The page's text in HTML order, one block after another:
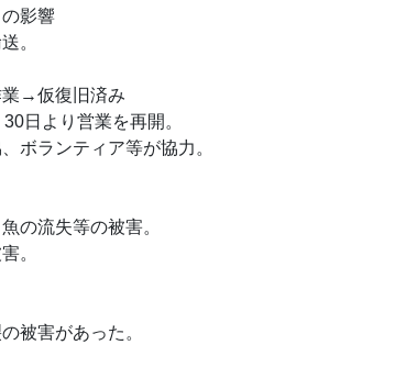
影響
。
業→仮復旧済み
日より営業を再開。
ボランティア等が協力。
の流失等の被害。
。
被害があった。